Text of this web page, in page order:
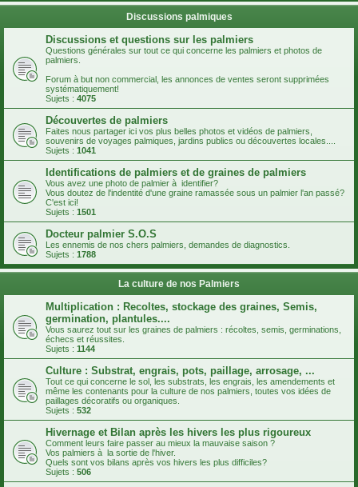
Discussions palmiques
Discussions et questions sur les palmiers
Questions générales sur tout ce qui concerne les palmiers et photos de
palmiers.
Forum à but non commercial, les annonces de ventes seront supprimées
systématiquement!
Sujets : 4075
Découvertes de palmiers
Faites nous partager ici vos plus belles photos et vidéos de palmiers,
souvenirs de voyages palmiques, jardins publics ou découvertes locales....
Sujets : 1041
Identifications de palmiers et de graines de palmiers
Vous avez une photo de palmier à identifier?
Vous doutez de l'indentité d'une graine ramassée sous un palmier l'an passé?
C'est ici!
Sujets : 1501
Docteur palmier S.O.S
Les ennemis de nos chers palmiers, demandes de diagnostics.
Sujets : 1788
La culture de nos Palmiers
Multiplication : Recoltes, stockage des graines, Semis,
germination, plantules....
Vous saurez tout sur les graines de palmiers : récoltes, semis, germinations,
échecs et réussites.
Sujets : 1144
Culture : Substrat, engrais, pots, paillage, arrosage, ...
Tout ce qui concerne le sol, les substrats, les engrais, les amendements et
même les contenants pour la culture de nos palmiers, toutes vos idées de
paillages décoratifs ou organiques.
Sujets : 532
Hivernage et Bilan après les hivers les plus rigoureux
Comment leurs faire passer au mieux la mauvaise saison ?
Vos palmiers à la sortie de l'hiver.
Quels sont vos bilans après vos hivers les plus difficiles?
Sujets : 506